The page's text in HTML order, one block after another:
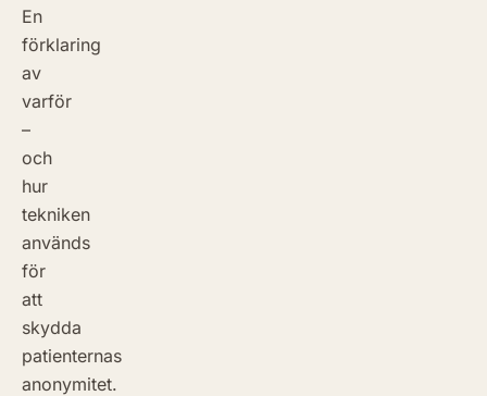
En
förklaring
av
varför
–
och
hur
tekniken
används
för
att
skydda
patienternas
anonymitet.